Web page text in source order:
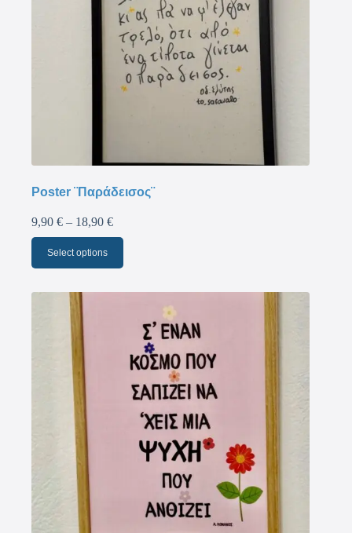
Poster ¨Παράδεισος¨
9,90 € – 18,90 €
Select options